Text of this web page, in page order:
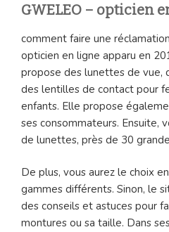
GWELEO – opticien
comment faire une
opticien en ligne apparu en
propose des lunettes de vue,
des lentilles de contact pour
enfants. Elle propose
ses consommateurs. Ensuite,
de lunettes, près de 30
De plus, vous aurez le choix
gammes différents. Sinon, le
des conseils et astuces pour
montures ou sa taille. Dans